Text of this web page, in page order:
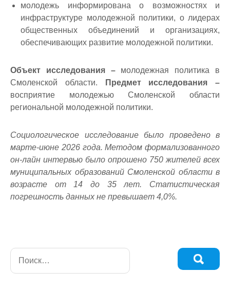
молодежь информирована о возможностях и
инфраструктуре молодежной политики, о лидерах
общественных объединений и организациях,
обеспечивающих развитие молодежной политики.
Объект исследования – молодежная политика в
Смоленской области.
Предмет исследования –
восприятие молодежью Смоленской области
региональной молодежной политики.
Социологическое исследование было проведено в
марте-июне 2026 года. Методом формализованного
он-лайн интервью было опрошено 750 жителей всех
муниципальных образований Смоленской области в
возрасте от 14 до 35 лет. Статистическая
погрешность данных не превышает 4,0%.